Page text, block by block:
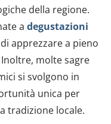
in qualsiasi momento
contenuti ed
social media e per
inoltre
il nostro sito con i
dei dati web,
combinarle
della regione.
a degustazioni
apprezzare a pieno
molte sagre
si svolgono in
unica per
tradizione locale.